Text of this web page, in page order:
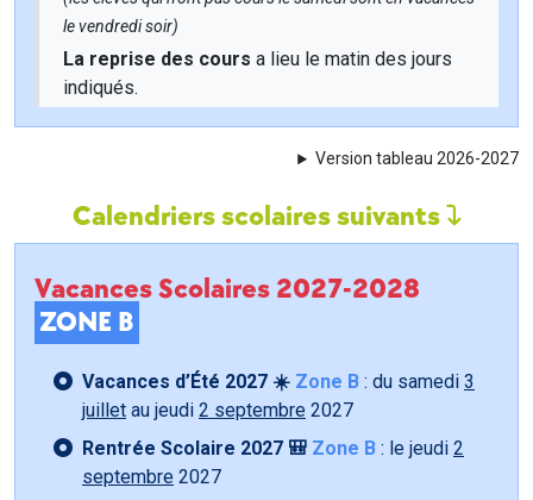
le vendredi soir)
La reprise des cours a lieu le matin des jours
indiqués.
Version tableau 2026-2027
Calendriers scolaires suivants
Vacances Scolaires 2027-2028
ZONE B
Vacances d’Été 2027 ☀️ Zone B : du samedi 3
juillet au jeudi 2 septembre 2027
Rentrée Scolaire 2027 🎒 Zone B : le jeudi 2
septembre 2027